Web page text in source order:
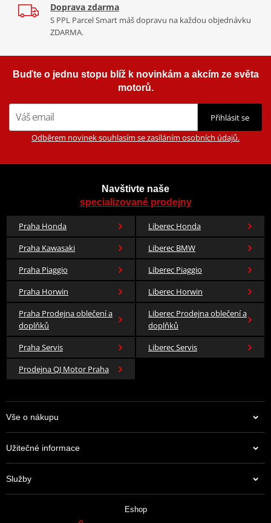
Doprava zdarma
S PPL Parcel Smart máš dopravu na každou objednávku
ZDARMA.
Buďte o jednu stopu blíž k novinkám a akcím ze světa
motorů.
Přihlásit se
Odběrem novinek souhlasím se zasíláním osobních údajů.
Navštivte naše
specializované prodejny
Praha Honda
Liberec Honda
Praha Kawasaki
Liberec BMW
Praha Piaggio
Liberec Piaggio
Praha Horwin
Liberec Horwin
Praha Prodejna oblečení a
doplňků
Liberec Prodejna oblečení a
doplňků
Praha Servis
Liberec Servis
Prodejna QJ Motor Praha
Vše o nákupu
Užitečné informace
Služby
Eshop